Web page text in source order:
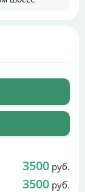
3500 руб.
3500 руб.